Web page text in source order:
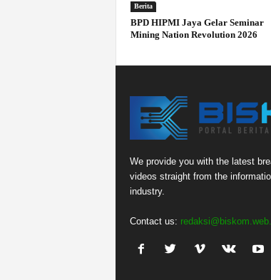
Berita
BPD HIPMI Jaya Gelar Seminar
Mining Nation Revolution 2026
We provide you with the latest
videos straight from the
industry.
Contact us: